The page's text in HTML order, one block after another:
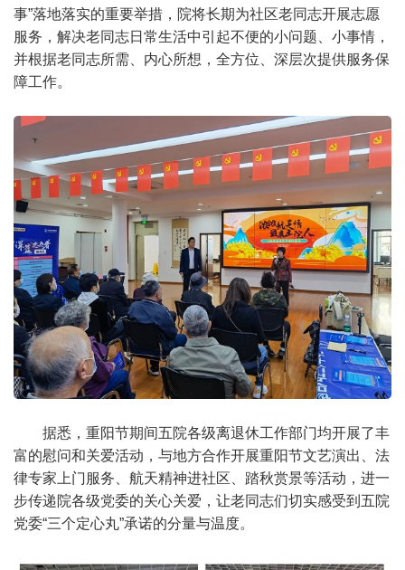
事”落地落实的重要举措，院将长期为社区老同志开展志愿
服务，解决老同志日常生活中引起不便的小问题、小事情，
并根据老同志所需、内心所想，全方位、深层次提供服务保
障工作。
据悉，重阳节期间五院各级离退休工作部门均开展了丰
富的慰问和关爱活动，与地方合作开展重阳节文艺演出、法
律专家上门服务、航天精神进社区、踏秋赏景等活动，进一
步传递院各级党委的关心关爱，让老同志们切实感受到五院
党委“三个定心丸”承诺的分量与温度。